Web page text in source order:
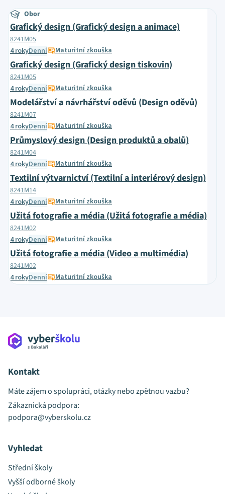
Obor
Grafický design (Grafický design a animace)
8241M05
4 rokyDenní Maturitní zkouška
Grafický design (Grafický design tiskovin)
8241M05
4 rokyDenní Maturitní zkouška
Modelářství a návrhářství oděvů (Design oděvů)
8241M07
4 rokyDenní Maturitní zkouška
Průmyslový design (Design produktů a obalů)
8241M04
4 rokyDenní Maturitní zkouška
Textilní výtvarnictví (Textilní a interiérový design)
8241M14
4 rokyDenní Maturitní zkouška
Užitá fotografie a média (Užitá fotografie a média)
8241M02
4 rokyDenní Maturitní zkouška
Užitá fotografie a média (Video a multimédia)
8241M02
4 rokyDenní Maturitní zkouška
Kontakt
Máte zájem o spolupráci, otázky nebo zpětnou vazbu?
Zákaznická podpora:
podpora@vyberskolu.cz
Vyhledat
Střední školy
Vyšší odborné školy